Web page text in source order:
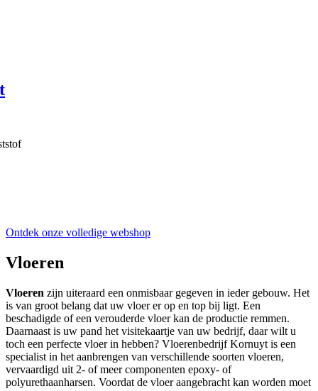
Ontdek onze volledige webshop
Vloeren
Vloeren zijn uiteraard een onmisbaar gegeven in ieder gebouw. Het
is van groot belang dat uw vloer er op en top bij ligt. Een
beschadigde of een verouderde vloer kan de productie remmen.
Daarnaast is uw pand het visitekaartje van uw bedrijf, daar wilt u
toch een perfecte vloer in hebben? Vloerenbedrijf Kornuyt is een
specialist in het aanbrengen van verschillende soorten vloeren,
vervaardigd uit 2- of meer componenten epoxy- of
polyurethaanharsen. Voordat de vloer aangebracht kan worden moet